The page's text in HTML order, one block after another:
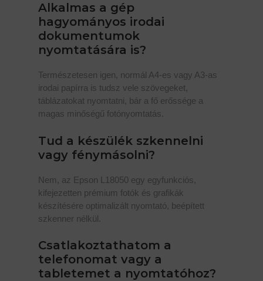
Alkalmas a gép
hagyományos irodai
dokumentumok
nyomtatására is?
Természetesen igen, normál A4-es vagy A3-as
irodai papírra is tudsz vele szövegeket,
táblázatokat nyomtatni, bár a fő erőssége a
magas minőségű fotónyomtatás.
Tud a készülék szkennelni
vagy fénymásolni?
Nem, az Epson L18050 egy egyfunkciós,
kifejezetten prémium fotók és grafikák
készítésére optimalizált nyomtató, beépített
szkenner nélkül.
Csatlakoztathatom a
telefonomat vagy a
tabletemet a nyomtatóhoz?